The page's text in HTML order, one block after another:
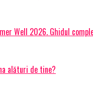
Well 2026. Ghidul
alături de tine?